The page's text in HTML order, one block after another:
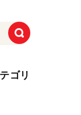
ゴリ